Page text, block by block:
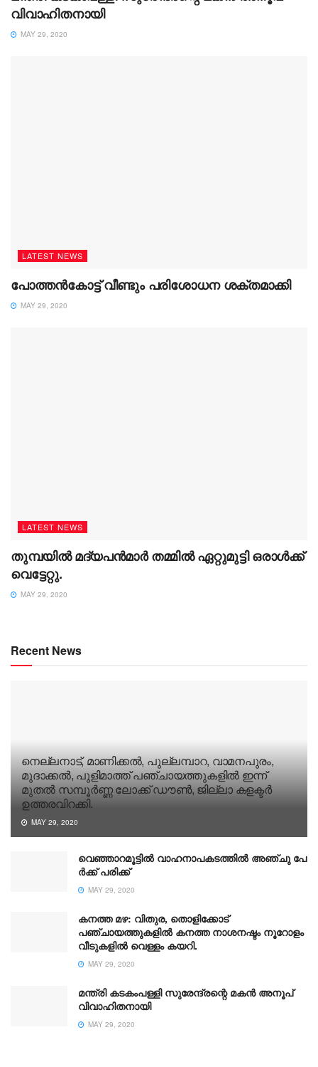
വിവാഹിതനായി
MAY 29, 2020
LATEST NEWS
പോത്തന്‍കോട്ട് വീണ്ടും പരിശോധന ശക്തമാക്കി
MAY 29, 2020
LATEST NEWS
തുമ്പയിൽ മദ്യപൻമാർ തമ്മിൽ ഏറ്റുമുട്ടി ഒരാൾക്ക്
വെട്ടേറ്റു.
MAY 29, 2020
Recent News
നെല്ലനാട്, മാണിക്കൽ, പുല്ലമ്പാറ, വാമനപുരം,
മുദാക്കൽ, പുളിമാത്ത് പഞ്ചായത്തുകളിൽ ഇന്ന്
മുതൽ സമ്പൂർണ്ണ ലോക്ക് ഡൗൺ, ജില്ലാ കളക്ടർ
ഉത്തരവിറക്കി.
MAY 29, 2020
വെഞ്ഞാറമൂട്ടിൽ വാ​ഹ​നാ​പ​ക​ട​ത്തി​ല്‍ അ​ഞ്ചു പേ​
ര്‍​ക്ക് പ​രി​ക്ക്
MAY 29, 2020
കനത്ത മഴ: വിതുര, തൊളിക്കോട്
പഞ്ചായത്തുകളില്‍ കനത്ത നാശനഷ്ടം നൂറോളം
വീടുകളില്‍ വെള്ളം കയറി.
MAY 29, 2020
മന്ത്രി കടകംപള്ളി സുരേന്ദ്രന്റെ മകന്‍ അനൂപ്
വിവാഹിതനായി
MAY 29, 2020